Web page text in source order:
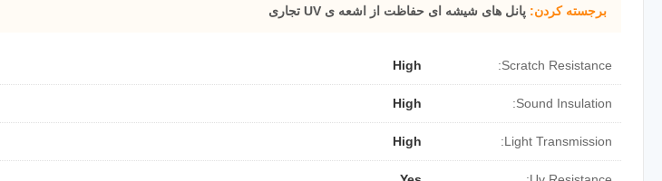
برجسته کردن: پانل های شیشه ای حفاظت از اشعه ی UV تجاری
Scratch Resistance:
High
Sound Insulation:
High
Light Transmission:
High